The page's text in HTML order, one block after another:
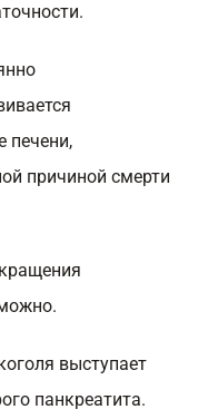
печени,
причиной смерти
выступает
панкреатита.